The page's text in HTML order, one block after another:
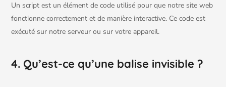
Un script est un élément de code utilisé pour que notre site web
fonctionne correctement et de manière interactive. Ce code est
exécuté sur notre serveur ou sur votre appareil.
4. Qu’est-ce qu’une balise invisible ?